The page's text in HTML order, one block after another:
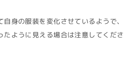
身の服装を変化させているようで、
たように見える場合は注意してくださ